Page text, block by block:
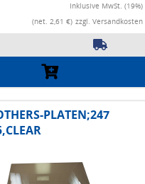
Inklusive MwSt. (19%)
(net. 2,61 €) zzgl. Versandkosten
PLATEN;247